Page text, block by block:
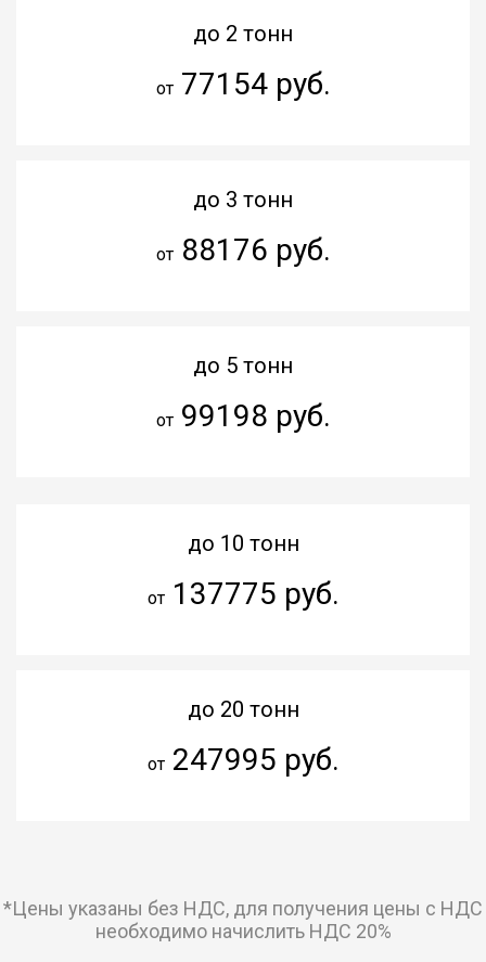
до 2 тонн
от77154 руб.
до 3 тонн
от88176 руб.
до 5 тонн
от99198 руб.
до 10 тонн
от137775 руб.
до 20 тонн
от247995 руб.
*Цены указаны без НДС, для получения цены с НДС
необходимо начислить НДС 20%